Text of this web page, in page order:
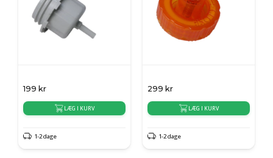
199 kr
LÆG I KURV
1-2 dage
299 kr
LÆG I KURV
1-2 dage